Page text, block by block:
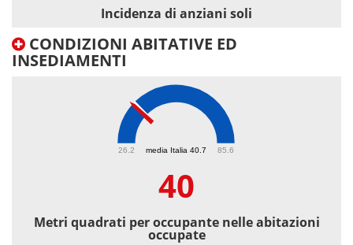
Incidenza di anziani soli
CONDIZIONI ABITATIVE ED
INSEDIAMENTI
media Italia 40.7
26.2 85.6
40
Metri quadrati per occupante nelle abitazioni
occupate